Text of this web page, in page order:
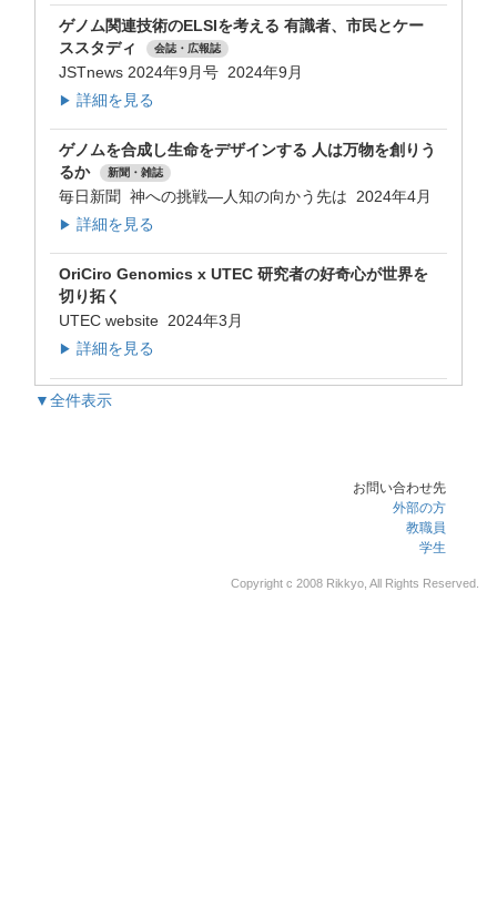
ゲノム関連技術のELSIを考える 有識者、市民とケー
ススタディ
会誌・広報誌
JSTnews 2024年9月号 2024年9月
▶ 詳細を見る
ゲノムを合成し生命をデザインする 人は万物を創りう
るか
新聞・雑誌
毎日新聞 神への挑戦―人知の向かう先は 2024年4月
▶ 詳細を見る
OriCiro Genomics x UTEC 研究者の好奇心が世界を
切り拓く
UTEC website 2024年3月
▶ 詳細を見る
▼全件表示
お問い合わせ先
外部の方
教職員
学生
Copyright c 2008 Rikkyo, All Rights Reserved.